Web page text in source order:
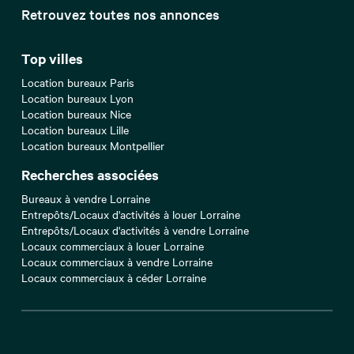
Retrouvez toutes nos annonces
Top villes
Location bureaux Paris
Location bureaux Lyon
Location bureaux Nice
Location bureaux Lille
Location bureaux Montpellier
Recherches associées
Bureaux à vendre Lorraine
Entrepôts/Locaux d'activités à louer Lorraine
Entrepôts/Locaux d'activités à vendre Lorraine
Locaux commerciaux à louer Lorraine
Locaux commerciaux à vendre Lorraine
Locaux commerciaux à céder Lorraine